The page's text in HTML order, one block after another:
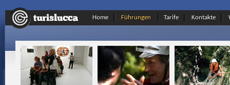
Home Führungen Tarife Kontakte